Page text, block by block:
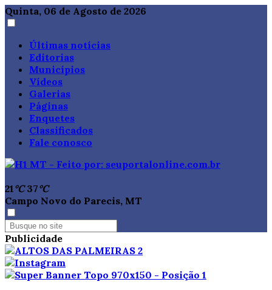
Quinta, 06 de Agosto de 2026
Últimas notícias
Editorias
Municípios
Vídeos
Galerias
Páginas
Enquetes
Classificados
Fale conosco
21°C 37°C
Campo Novo do Parecis, MT
Publicidade